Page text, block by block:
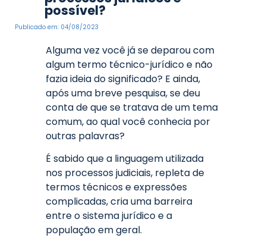
possível?
Publicado em: 04/08/2023
Alguma vez você já se deparou com
algum termo técnico-jurídico e não
fazia ideia do significado? E ainda,
após uma breve pesquisa, se deu
conta de que se tratava de um tema
comum, ao qual você conhecia por
outras palavras?
É sabido que a linguagem utilizada
nos processos judiciais, repleta de
termos técnicos e expressões
complicadas, cria uma barreira
entre o sistema jurídico e a
população em geral.